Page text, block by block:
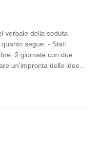
verbale della seduta
segue: - Stati
2 giornate con due
un'impronta delle idee…